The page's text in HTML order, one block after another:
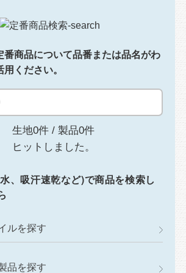
番商品について品番または品名がわ
ください。
生地0件 / 製品0件
ヒットしました。
、吸汗速乾など)で商品を検索し
ルを探す
品を探す